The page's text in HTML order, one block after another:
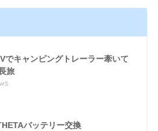
でキャンピングトレーラー牽いて
旅
バッテリー交換